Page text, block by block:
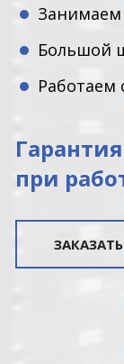
Занимаем
Большой
Работаем
при